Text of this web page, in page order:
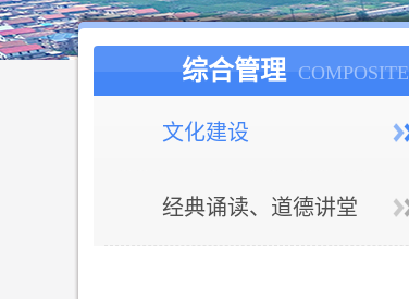
综合管理 COMPOSITE
文化建设
经典诵读、道德讲堂